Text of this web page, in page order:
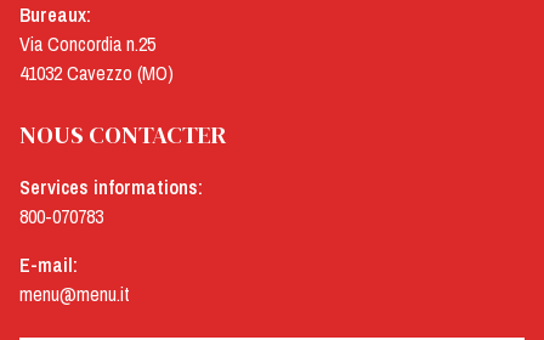
Bureaux:
Via Concordia n.25
41032 Cavezzo (MO)
NOUS CONTACTER
Services informations:
800-070783
E-mail:
menu@menu.it